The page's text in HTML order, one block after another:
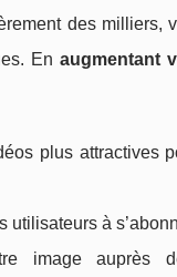
des milliers,
En augmentant
plus attractives
utilisateurs à
image auprès